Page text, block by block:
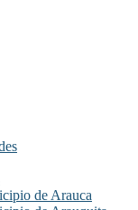
de Arauca